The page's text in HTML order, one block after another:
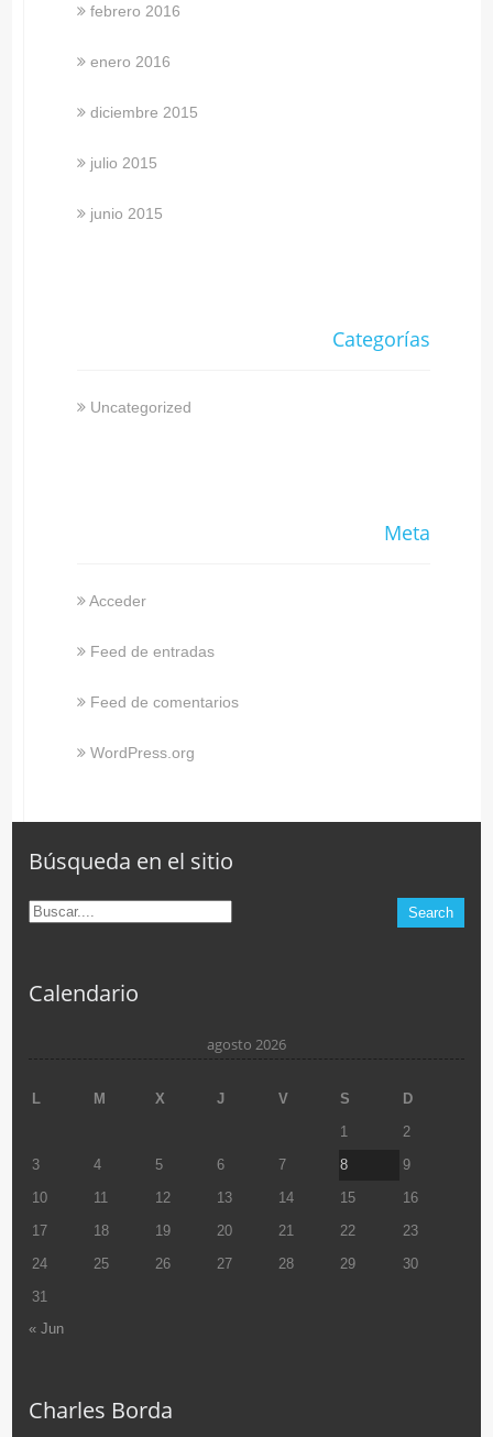
febrero 2016
enero 2016
diciembre 2015
julio 2015
junio 2015
Categorías
Uncategorized
Meta
Acceder
Feed de entradas
Feed de comentarios
WordPress.org
Búsqueda en el sitio
Calendario
agosto 2026
L M X J V S
D
1
2
3
4 5 6 7 8
9
10
11 12 13 14 15
16
17
18 19 20 21 22
23
24
25 26 27 28 29
30
31
« Jun
Charles Borda